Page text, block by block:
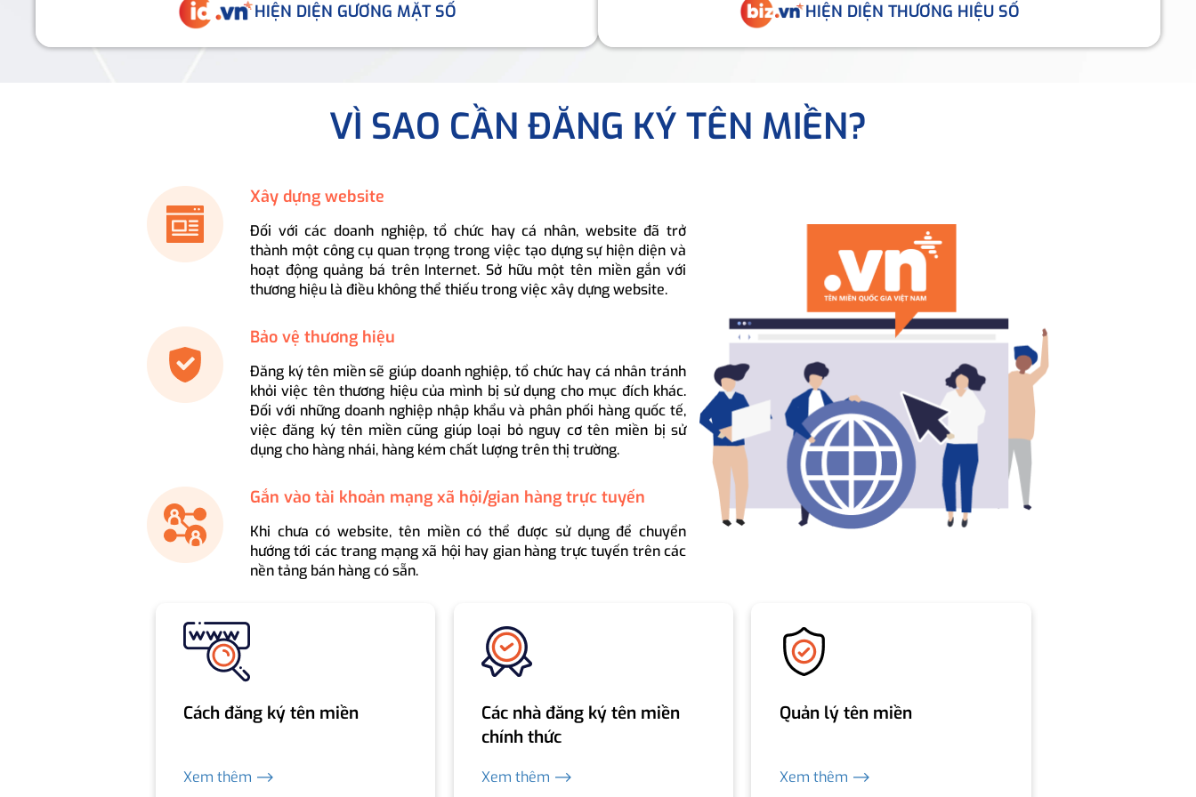
HIỆN DIỆN GƯƠNG MẶT SỐ HIỆN DIỆN THƯƠNG HIỆU SỐ
VÌ SAO CẦN ĐĂNG KÝ TÊN MIỀN?
Xây dựng website
Đối với các doanh nghiệp, tổ chức hay cá nhân, website đã trở
thành một công cụ quan trọng trong việc tạo dựng sự hiện diện và
hoạt động quảng bá trên Internet. Sở hữu một tên miền gắn với
thương hiệu là điều không thể thiếu trong việc xây dựng website.
Bảo vệ thương hiệu
Đăng ký tên miền sẽ giúp doanh nghiệp, tổ chức hay cá nhân tránh
khỏi việc tên thương hiệu của mình bị sử dụng cho mục đích khác.
Đối với những doanh nghiệp nhập khẩu và phân phối hàng quốc tế,
việc đăng ký tên miền cũng giúp loại bỏ nguy cơ tên miền bị sử
dụng cho hàng nhái, hàng kém chất lượng trên thị trường.
Gắn vào tài khoản mạng xã hội/gian hàng trực tuyến
Khi chưa có website, tên miền có thể được sử dụng để chuyển
hướng tới các trang mạng xã hội hay gian hàng trực tuyến trên các
nền tảng bán hàng có sẵn.
Cách đăng ký tên miền
Xem thêm ⟶
Các nhà đăng ký tên miền
chính thức
Xem thêm ⟶
Quản lý tên miền
Xem thêm ⟶